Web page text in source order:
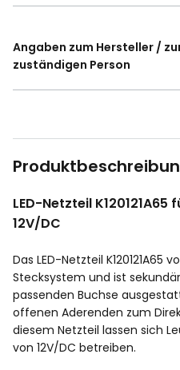
Angaben zum Hersteller /
zuständigen Person
LED-Netzteil
12V/DC
Das LED-Netzteil K120121A65
Stecksystem und ist
passenden Buchse
offenen Aderenden zum
diesem Netzteil lassen sich
von 12V/DC betreiben.